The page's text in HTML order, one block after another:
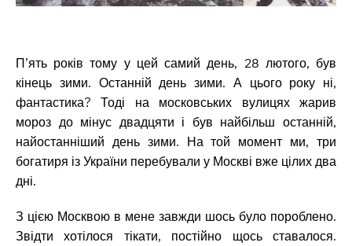
П’ять років тому у цей самий день, 28 лютого, був
кінець зими. Останній день зими. А цього року ні,
фантастика? Тоді на московських вулицях жарив
мороз до мінус двадцяти і був найбільш останній,
найостанніший день зими. На той момент ми, три
богатиря із України перебували у Москві вже цілих два
дні.
З цією Москвою в мене завжди шось було пороблено.
Звідти хотілося тікати, постійно щось ставалося.